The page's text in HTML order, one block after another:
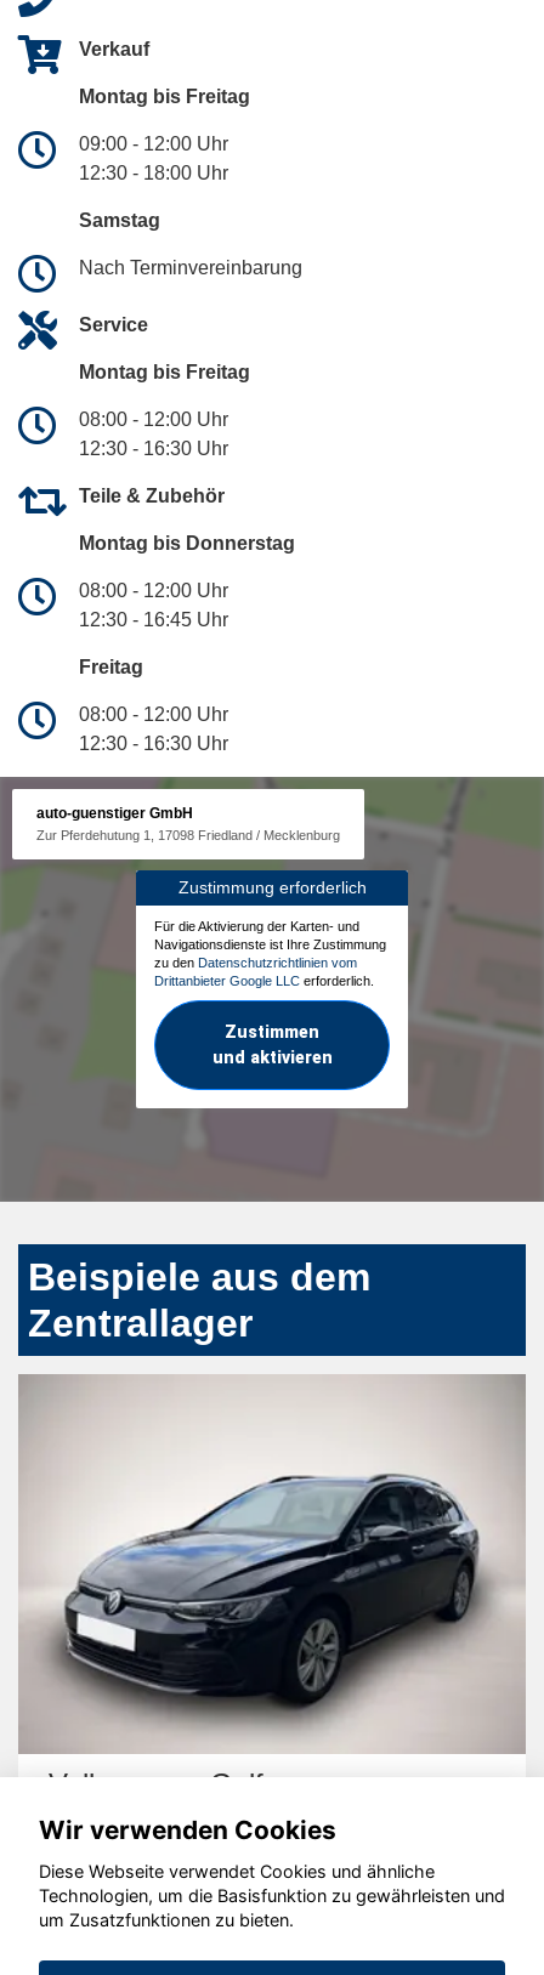
Verkauf
Montag bis Freitag
09:00 - 12:00 Uhr
12:30 - 18:00 Uhr
Samstag
Nach Terminvereinbarung
Service
Montag bis Freitag
08:00 - 12:00 Uhr
12:30 - 16:30 Uhr
Teile & Zubehör
Montag bis Donnerstag
08:00 - 12:00 Uhr
12:30 - 16:45 Uhr
Freitag
08:00 - 12:00 Uhr
12:30 - 16:30 Uhr
auto-guenstiger GmbH
Zur Pferdehutung 1, 17098 Friedland / Mecklenburg
Zustimmung erforderlich
Für die Aktivierung der Karten- und
Navigationsdienste ist Ihre Zustimmung
zu den Datenschutzrichtlinien vom
Drittanbieter Google LLC erforderlich.
Zustimmen
und aktivieren
Beispiele aus dem
Zentrallager
Volkswagen Golf
© konjunkturmotor.de GmbH 2020 - 2026
Wir verwenden Cookies
Diese Webseite verwendet Cookies und ähnliche
Technologien, um die Basisfunktion zu gewährleisten und
um Zusatzfunktionen zu bieten.